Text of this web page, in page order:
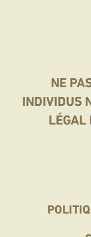
NE
INDIVIDUS
LÉGAL